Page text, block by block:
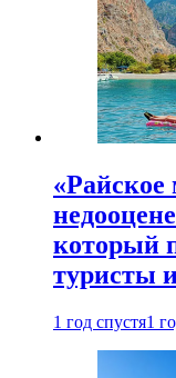
«Райское
который
туристы
1 год спустя1